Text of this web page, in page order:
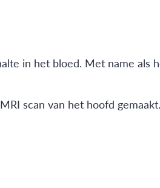
in het bloed. Met name
scan van het hoofd